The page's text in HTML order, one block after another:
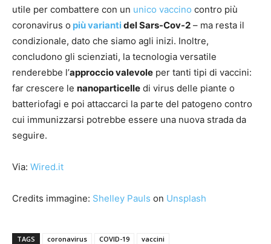
utile per combattere con un unico vaccino contro più
coronavirus o più variantidel Sars-Cov-2 – ma resta il
condizionale, dato che siamo agli inizi. Inoltre,
concludono gli scienziati, la tecnologia versatile
renderebbe l’approccio valevole per tanti tipi di vaccini:
far crescere le nanoparticelle di virus delle piante o
batteriofagi e poi attaccarci la parte del patogeno contro
cui immunizzarsi potrebbe essere una nuova strada da
seguire.
Via: Wired.it
Credits immagine: Shelley Pauls on Unsplash
TAGS coronavirus COVID-19 vaccini